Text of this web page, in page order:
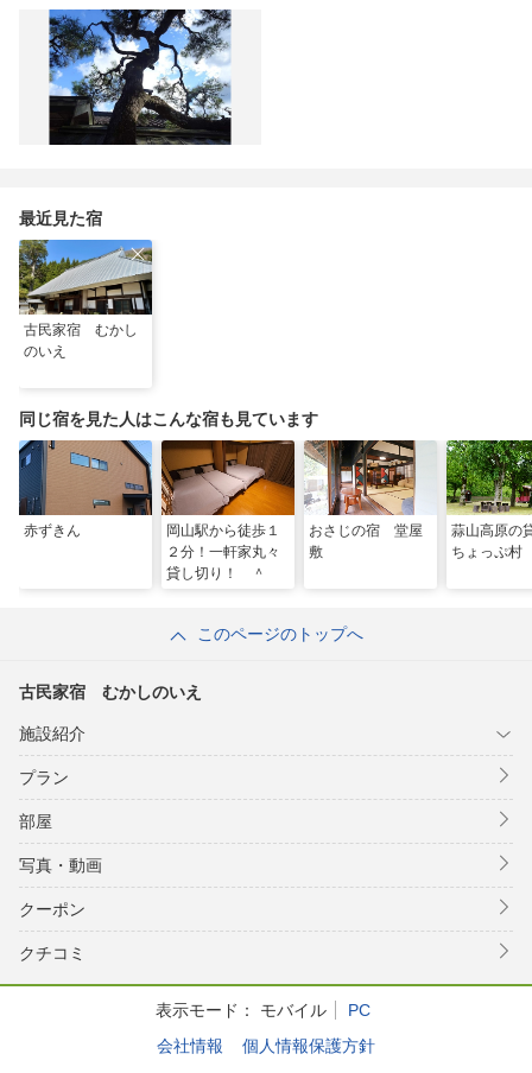
最近見た宿
古民家宿 むかし
のいえ
同じ宿を見た人はこんな宿も見ています
赤ずきん
岡山駅から徒歩１
２分！一軒家丸々
貸し切り！ ＾
おさじの宿 堂屋
敷
蒜山高原の
ちょっぷ村
このページのトップへ
古民家宿 むかしのいえ
施設紹介
プラン
部屋
写真・動画
クーポン
クチコミ
表示モード： モバイル
PC
会社情報
個人情報保護方針